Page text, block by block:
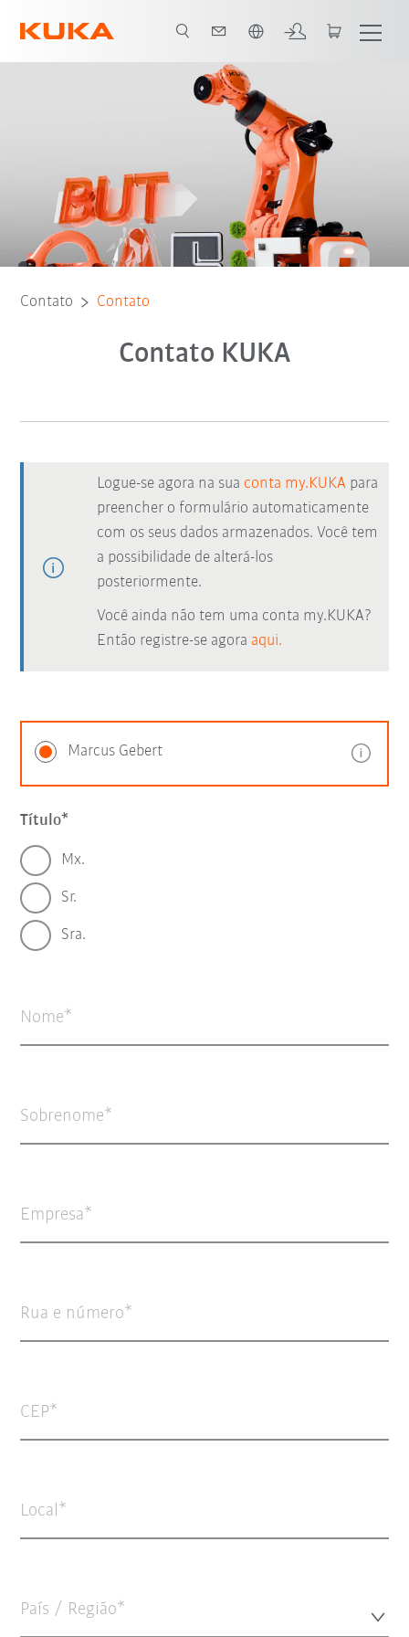
Contato Contato
Contato KUKA
Logue-se agora na sua conta my.KUKA para
preencher o formulário automaticamente
com os seus dados armazenados. Você tem
a possibilidade de alterá-los
posteriormente.
Você ainda não tem uma conta my.KUKA?
Então registre-se agora aqui.
Marcus Gebert
Título
Mx.
Sr.
Sra.
Nome
Sobrenome
Empresa
Rua e número
CEP
Local
País / Região*